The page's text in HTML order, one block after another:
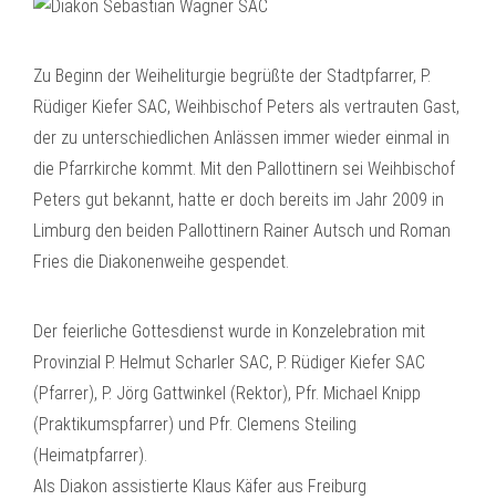
Zu Beginn der Weiheliturgie begrüßte der Stadtpfarrer, P.
Rüdiger Kiefer SAC, Weihbischof Peters als vertrauten Gast,
der zu unterschiedlichen Anlässen immer wieder einmal in
die Pfarrkirche kommt. Mit den Pallottinern sei Weihbischof
Peters gut bekannt, hatte er doch bereits im Jahr 2009 in
Limburg den beiden Pallottinern Rainer Autsch und Roman
Fries die Diakonenweihe gespendet.
Der feierliche Gottesdienst wurde in Konzelebration mit
Provinzial P. Helmut Scharler SAC, P. Rüdiger Kiefer SAC
(Pfarrer), P. Jörg Gattwinkel (Rektor), Pfr. Michael Knipp
(Praktikumspfarrer) und Pfr. Clemens Steiling
(Heimatpfarrer).
Als Diakon assistierte Klaus Käfer aus Freiburg